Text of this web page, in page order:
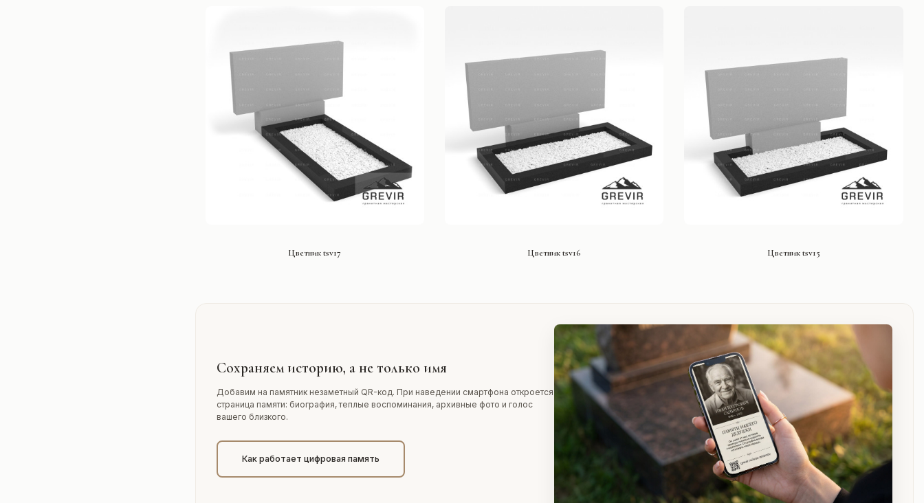
Цветник tsv17 Цветник tsv16 Цветник tsv15
Сохраняем историю, а не только имя
Добавим на памятник незаметный QR-код. При наведении смартфона откроется
страница памяти: биография, теплые воспоминания, архивные фото и голос
вашего близкого.
Как работает цифровая память